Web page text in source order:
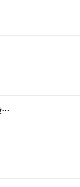
Life Is One Time -Rhyme & Blues- feat.般若, SAY